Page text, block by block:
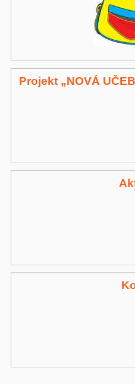
Projekt „NOVÁ